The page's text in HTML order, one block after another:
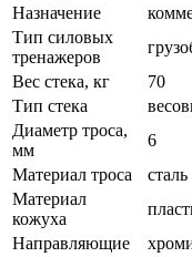
Назначение
Тип силовых
тренажеров
Вес стека, кг
70
Тип стека
Диаметр троса,
мм
6
Материал троса
сталь
Материал
кожуха
Направляющие